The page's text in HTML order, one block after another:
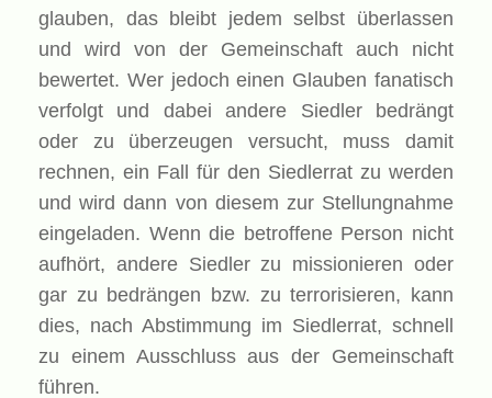
glauben, das bleibt jedem selbst überlassen
und wird von der Gemeinschaft auch nicht
bewertet. Wer jedoch einen Glauben fanatisch
verfolgt und dabei andere Siedler bedrängt
oder zu überzeugen versucht, muss damit
rechnen, ein Fall für den Siedlerrat zu werden
und wird dann von diesem zur Stellungnahme
eingeladen. Wenn die betroffene Person nicht
aufhört, andere Siedler zu missionieren oder
gar zu bedrängen bzw. zu terrorisieren, kann
dies, nach Abstimmung im Siedlerrat, schnell
zu einem Ausschluss aus der Gemeinschaft
führen.